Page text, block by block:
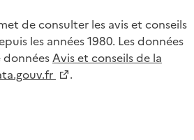
de consulter les avis et conseils
les années 1980. Les données
Avis et conseils de la
.